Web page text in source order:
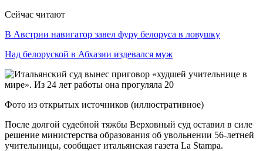
Сейчас читают
В Австрии навигатор завел фуру белоруса в ловушку
Над белоруской в Абхазии издевался муж
Фото из открытых источников (иллюстративное)
После долгой судебной тяжбы Верховный суд оставил в силе
решение министерства образования об увольнении 56-летней
учительницы, сообщает итальянская газета La Stampa.